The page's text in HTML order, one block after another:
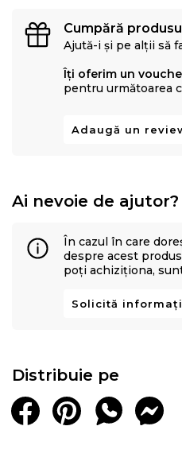
Cumpără
Ajută-i și pe alții să
Îți oferim un
pentru următoarea
Adaugă un
Ai nevoie de ajutor?
În cazul în care
despre acest
poți achiziționa,
Solicită
Distribuie pe